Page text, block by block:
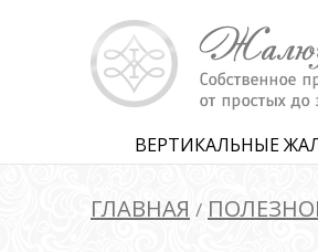
ВЕРТИКАЛЬНЫЕ
ГЛАВНАЯ /